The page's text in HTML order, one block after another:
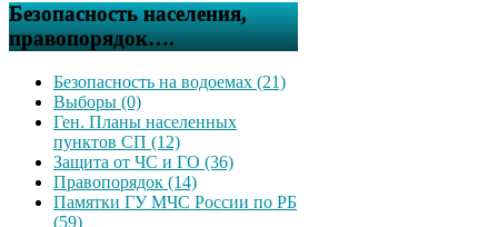
Безопасность населения,
правопорядок….
Безопасность на водоемах (21)
Выборы (0)
Ген. Планы населенных
пунктов СП (12)
Защита от ЧС и ГО (36)
Правопорядок (14)
Памятки ГУ МЧС России по РБ
(59)